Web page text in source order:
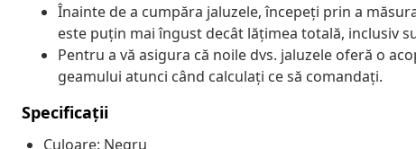
Înainte de a cumpăra jaluzele, începeți prin a
este puțin mai îngust decât lățimea totală, inclusiv
Pentru a vă asigura că noile dvs. jaluzele oferă o
geamului atunci când calculați ce să comandați.
Specificații
Culoare: Negru